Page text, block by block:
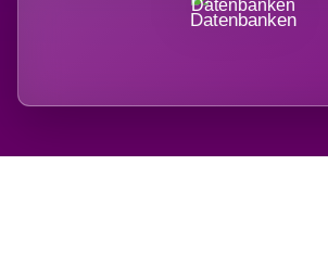
Datenbanken